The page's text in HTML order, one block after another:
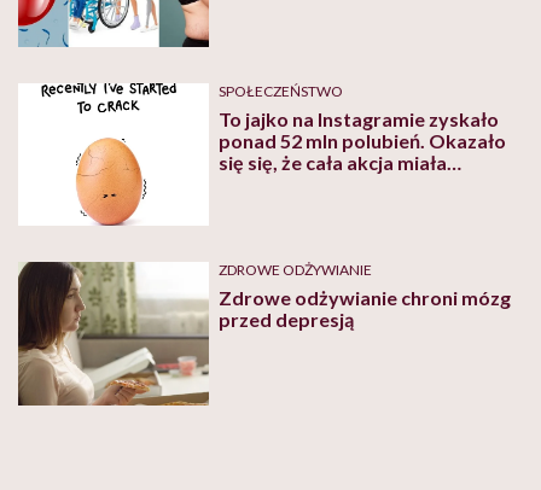
SPOŁECZEŃSTWO
To jajko na Instagramie zyskało
ponad 52 mln polubień. Okazało
się się, że cała akcja miała
ZDROWE ODŻYWIANIE
Zdrowe odżywianie chroni mózg
przed depresją